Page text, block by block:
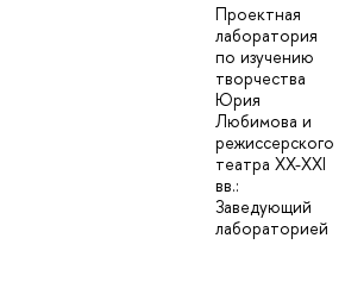
Проектная
лаборатория
по изучению
творчества
Юрия
Любимова и
режиссерского
театра XX-XXI
вв.:
Заведующий
лабораторией